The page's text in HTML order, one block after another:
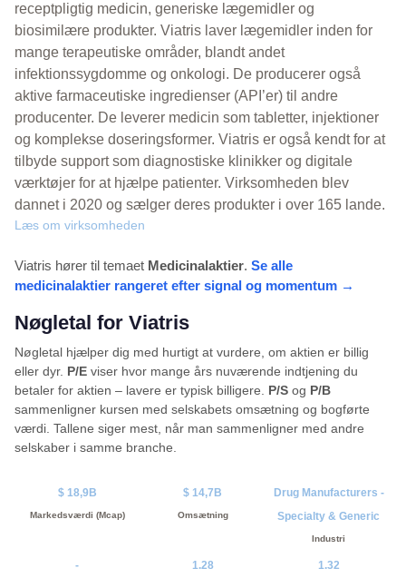
receptpligtig medicin, generiske lægemidler og
biosimilære produkter. Viatris laver lægemidler inden for
mange terapeutiske områder, blandt andet
infektionssygdomme og onkologi. De producerer også
aktive farmaceutiske ingredienser (API’er) til andre
producenter. De leverer medicin som tabletter, injektioner
og komplekse doseringsformer. Viatris er også kendt for at
tilbyde support som diagnostiske klinikker og digitale
værktøjer for at hjælpe patienter. Virksomheden blev
dannet i 2020 og sælger deres produkter i over 165 lande.
Læs om virksomheden
Viatris hører til temaet Medicinalaktier. Se alle
medicinalaktier rangeret efter signal og momentum →
Nøgletal for Viatris
Nøgletal hjælper dig med hurtigt at vurdere, om aktien er billig
eller dyr. P/E viser hvor mange års nuværende indtjening du
betaler for aktien – lavere er typisk billigere. P/S og P/B
sammenligner kursen med selskabets omsætning og bogførte
værdi. Tallene siger mest, når man sammenligner med andre
selskaber i samme branche.
$ 18,9B
Markedsværdi (Mcap)
$ 14,7B
Omsætning
Drug Manufacturers -
Specialty & Generic
Industri
- 1.28 1.32